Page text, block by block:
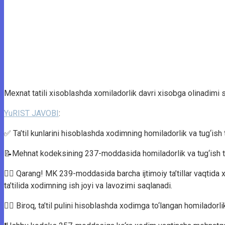
Mexnat tatili xisoblashda xomiladorlik davri xisobga olinadimi
YuRIST JAVOBI:
✅ Ta’til kunlarini hisoblashda xodimning homiladorlik va
📝Mehnat kodeksining 237-moddasida homiladorlik va tug‘ish
💁‍♂ Qarang! MK 239-moddasida barcha ijtimoiy ta’tillar
ta’tilida xodimning ish joyi va lavozimi saqlanadi.
🙅‍♂️ Biroq, ta’til pulini hisoblashda xodimga to‘langan